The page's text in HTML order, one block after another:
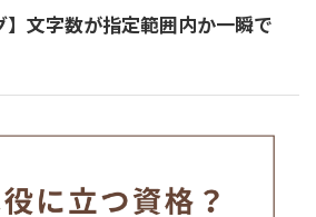
】文字数が指定範囲内か一瞬で